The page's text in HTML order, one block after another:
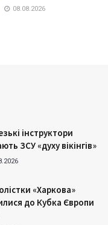
08.08.2026
інструктори
ЗСУ «духу вікінгів»
«Харкова»
до Кубка Європи